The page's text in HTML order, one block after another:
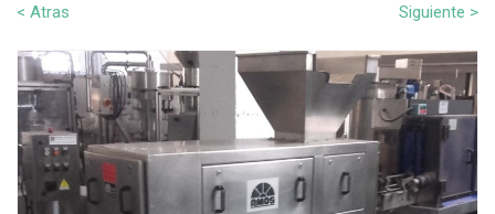
< Atras Siguiente >